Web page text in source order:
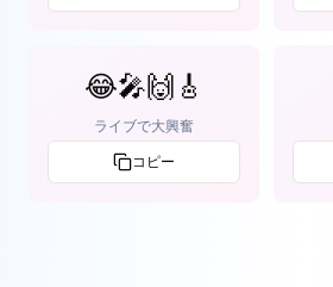
😂🎤🙌🎸
ライブで大興奮
コピー